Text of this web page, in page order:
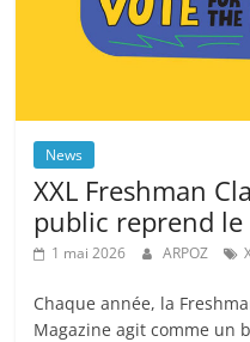
News
XXL Freshman
public reprend
1 mai 2026 ARPOZ
Chaque année, la
Magazine agit comme un